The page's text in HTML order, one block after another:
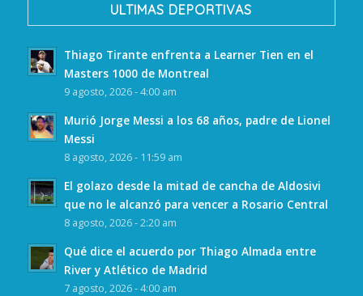
ULTIMAS DEPORTIVAS
Thiago Tirante enfrenta a Learner Tien en el
Masters 1000 de Montreal
9 agosto, 2026 - 4:00 am
Murió Jorge Messi a los 68 años, padre de Lionel
Messi
8 agosto, 2026 - 11:59 am
El golazo desde la mitad de cancha de Aldosivi
que no le alcanzó para vencer a Rosario Central
8 agosto, 2026 - 2:20 am
Qué dice el acuerdo por Thiago Almada entre
River y Atlético de Madrid
7 agosto, 2026 - 4:00 am